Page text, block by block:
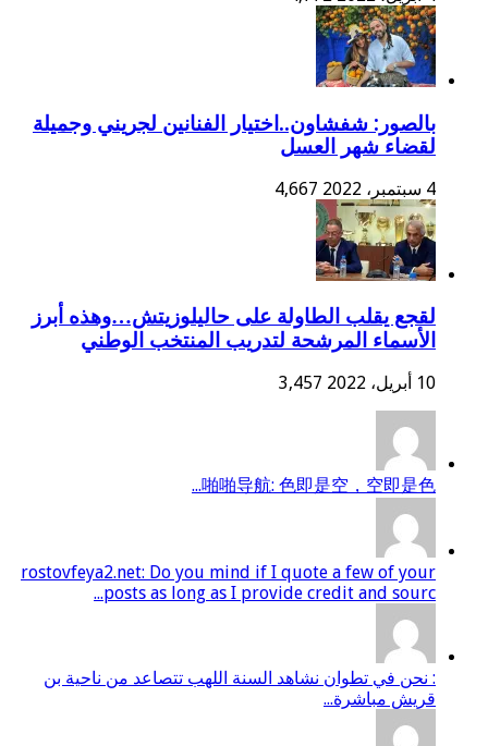
بالصور: شفشاون..اختيار الفنانين لجريني وجميلة
لقضاء شهر العسل
4,667
لقجع يقلب الطاولة على حاليلوزيتش…وهذه أبرز
الأسماء المرشحة لتدريب المنتخب الوطني
3,457
啪啪导航: 色即是空，空即是色...
rostovfeya2.net: Do you mind if I quote a few of your
posts as long as I provide credit and sourc...
: نحن في تطوان نشاهد السنة اللهب تتصاعد من ناحية بن
قريش مباشرة...